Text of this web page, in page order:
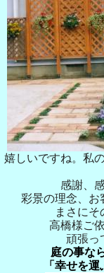
嬉しいですね。私
感謝、
彩景の理念、お
まさに
高橋様ご
頑張っ
庭の事な
「幸せを